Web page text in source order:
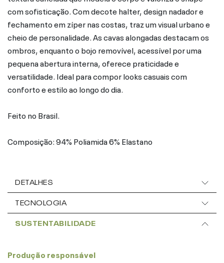
com sofisticação. Com decote halter, design nadador e
fechamento em zíper nas costas, traz um visual urbano e
cheio de personalidade. As cavas alongadas destacam os
ombros, enquanto o bojo removível, acessível por uma
pequena abertura interna, oferece praticidade e
versatilidade. Ideal para compor looks casuais com
conforto e estilo ao longo do dia.
Feito no Brasil.
Composição: 94% Poliamida 6% Elastano
DETALHES
TECNOLOGIA
SUSTENTABILIDADE
Produção responsável